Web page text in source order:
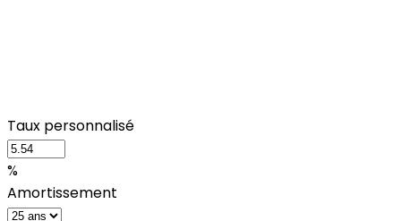
Taux personnalisé
%
Amortissement